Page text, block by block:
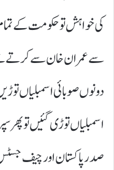
کی خواہش تو حکومت کے
سے عمران خان سے کرتے تھے
دونوں صوبائی اسمبلیاں
اسمبلیاں توڑی گئیں تو
صدر پاکستان اور چیف